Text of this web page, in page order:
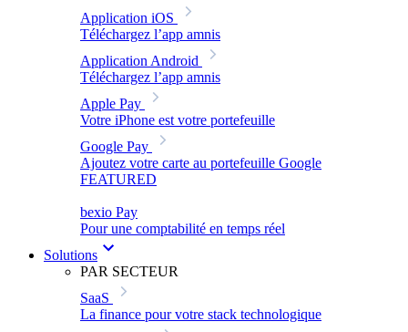
Application iOS
Téléchargez l’app amnis
Application Android
Téléchargez l’app amnis
Apple Pay
Votre iPhone est votre portefeuille
Google Pay
Ajoutez votre carte au portefeuille Google
FEATURED
bexio Pay
Pour une comptabilité en temps réel
Solutions
PAR SECTEUR
SaaS
La finance pour votre stack technologique